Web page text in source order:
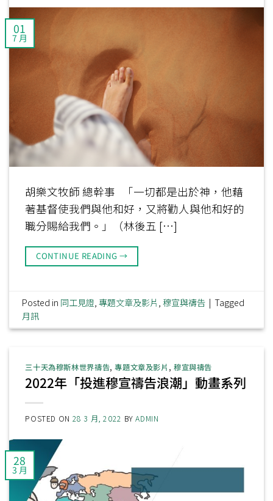
01
7 月
胡樂文牧師 總幹事 「一切都是出於神，他藉
著基督使我們與他和好，又將勸人與他和好的
職分賜給我們。」（林後五 […]
CONTINUE READING →
Posted in 同工見證,專題文章及影片 ,穆宣與禱告 | Tagged
月訊
三十天為穆斯林世界禱告,專題文章及影片 , 穆宣與禱告
2022年「投進穆宣禱告浪潮」動畫系列
POSTED ON 28 3 月, 2022 BYADMIN
28
3 月